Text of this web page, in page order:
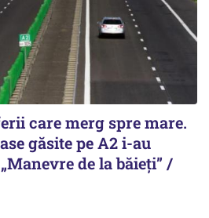
care merg spre mare.
găsite pe A2 i-au
de la băieți” /